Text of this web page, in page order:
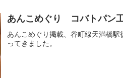
あんこめぐり コバトパン
あんこめぐり掲載、谷町線天満橋
ってきました。